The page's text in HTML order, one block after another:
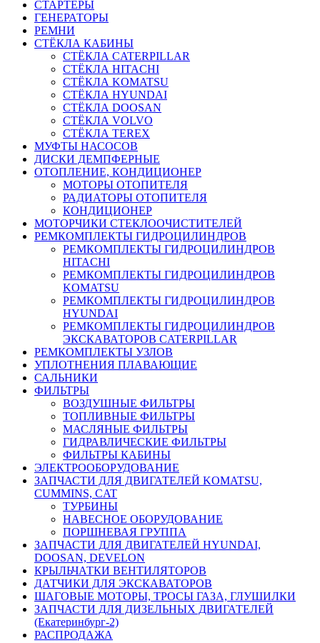
СТАРТЕРЫ
ГЕНЕРАТОРЫ
РЕМНИ
СТЁКЛА КАБИНЫ
СТЁКЛА CATERPILLAR
СТЁКЛА HITACHI
СТЁКЛА KOMATSU
СТЁКЛА HYUNDAI
СТЁКЛА DOOSAN
СТЁКЛА VOLVO
СТЁКЛА TEREX
МУФТЫ НАСОСОВ
ДИСКИ ДЕМПФЕРНЫЕ
ОТОПЛЕНИЕ, КОНДИЦИОНЕР
МОТОРЫ ОТОПИТЕЛЯ
РАДИАТОРЫ ОТОПИТЕЛЯ
КОНДИЦИОНЕР
МОТОРЧИКИ СТЕКЛООЧИСТИТЕЛЕЙ
РЕМКОМПЛЕКТЫ ГИДРОЦИЛИНДРОВ
РЕМКОМПЛЕКТЫ ГИДРОЦИЛИНДРОВ
HITACHI
РЕМКОМПЛЕКТЫ ГИДРОЦИЛИНДРОВ
KOMATSU
РЕМКОМПЛЕКТЫ ГИДРОЦИЛИНДРОВ
HYUNDAI
РЕМКОМПЛЕКТЫ ГИДРОЦИЛИНДРОВ
ЭКСКАВАТОРОВ CATERPILLAR
РЕМКОМПЛЕКТЫ УЗЛОВ
УПЛОТНЕНИЯ ПЛАВАЮЩИЕ
САЛЬНИКИ
ФИЛЬТРЫ
ВОЗДУШНЫЕ ФИЛЬТРЫ
ТОПЛИВНЫЕ ФИЛЬТРЫ
МАСЛЯНЫЕ ФИЛЬТРЫ
ГИДРАВЛИЧЕСКИЕ ФИЛЬТРЫ
ФИЛЬТРЫ КАБИНЫ
ЭЛЕКТРООБОРУДОВАНИЕ
ЗАПЧАСТИ ДЛЯ ДВИГАТЕЛЕЙ KOMATSU,
CUMMINS, CAT
ТУРБИНЫ
НАВЕСНОЕ ОБОРУДОВАНИЕ
ПОРШНЕВАЯ ГРУППА
ЗАПЧАСТИ ДЛЯ ДВИГАТЕЛЕЙ HYUNDAI,
DOOSAN, DEVELON
КРЫЛЬЧАТКИ ВЕНТИЛЯТОРОВ
ДАТЧИКИ ДЛЯ ЭКСКАВАТОРОВ
ШАГОВЫЕ МОТОРЫ, ТРОСЫ ГАЗА, ГЛУШИЛКИ
ЗАПЧАСТИ ДЛЯ ДИЗЕЛЬНЫХ ДВИГАТЕЛЕЙ
(Екатеринбург-2)
РАСПРОДАЖА